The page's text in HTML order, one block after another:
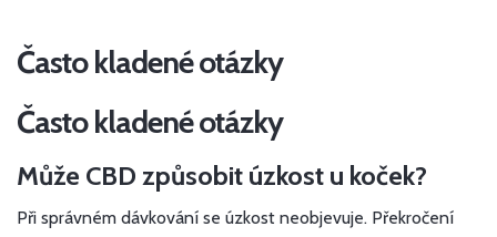
Často kladené otázky
Často kladené otázky
Může CBD způsobit úzkost u koček?
Při správném dávkování se úzkost neobjevuje. Překročení